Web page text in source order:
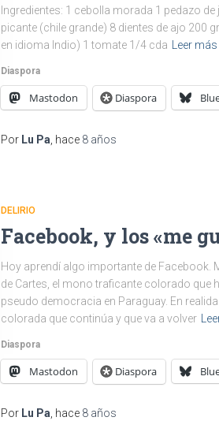
Ingredientes: 1 cebolla morada 1 pedazo
picante (chile grande) 8 dientes de ajo 200
en idioma Indio) 1 tomate 1/4 cda
Leer más
Diaspora
Mastodon Diaspora
Por Lu Pa , hace 8 años
DELIRIO
Facebook, y los «me
Hoy aprendí algo importante de Facebook.
de Cartes, el mono traficante colorado que
pseudo democracia en Paraguay. En
colorada que continúa y que va a volver
Diaspora
Mastodon Diaspora
Por Lu Pa , hace 8 años